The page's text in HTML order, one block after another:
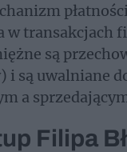
w transakcjach
są
i są uwalniane
a
Filipa